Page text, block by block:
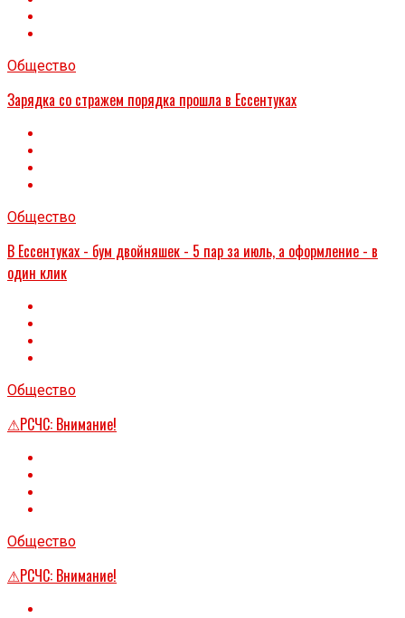
Общество
Зарядка со стражем порядка прошла в Ессентуках
Общество
В Ессентуках - бум двойняшек - 5 пар за июль, а оформление - в
один клик
Общество
⚠РСЧС: Внимание!
Общество
⚠РСЧС: Внимание!